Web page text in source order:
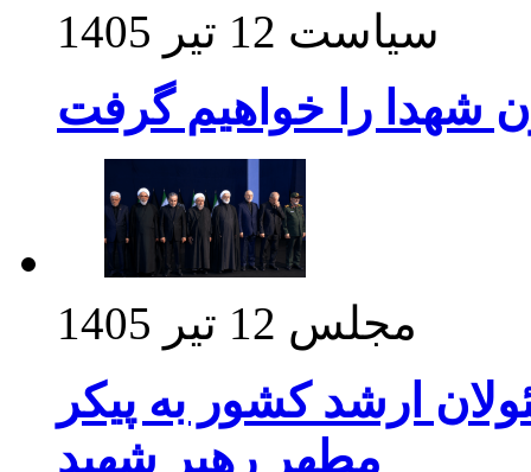
سیاست 12 تیر 1405
شهدا را خواهیم گرفت
مجلس 12 تیر 1405
ارشد کشور به پیکر
مطهر رهبر شهید